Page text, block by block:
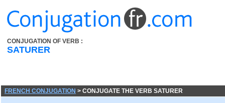
CONJUGATION OF VERB :
SATURER
FRENCH CONJUGATION > CONJUGATE THE VERB SATURER